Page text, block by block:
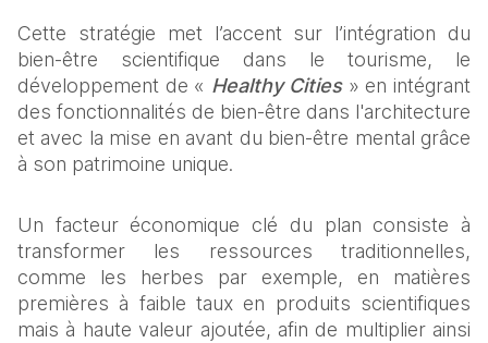
Cette stratégie met l’accent sur l’intégration du
bien-être scientifique dans le tourisme, le
développement de « Healthy Cities » en intégrant
des fonctionnalités de bien-être dans l'architecture
et avec la mise en avant du bien-être mental grâce
à son patrimoine unique.​
Un facteur économique clé du plan consiste à
transformer les ressources traditionnelles,
comme les herbes par exemple, en matières
premières à faible taux en produits scientifiques
mais à haute valeur ajoutée, afin de multiplier ainsi